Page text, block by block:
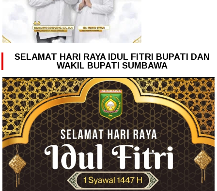
SELAMAT HARI RAYA IDUL FITRI BUPATI DAN
WAKIL BUPATI SUMBAWA